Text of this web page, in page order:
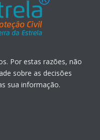
Por estas razões, não
sobre as decisões
sua informação.